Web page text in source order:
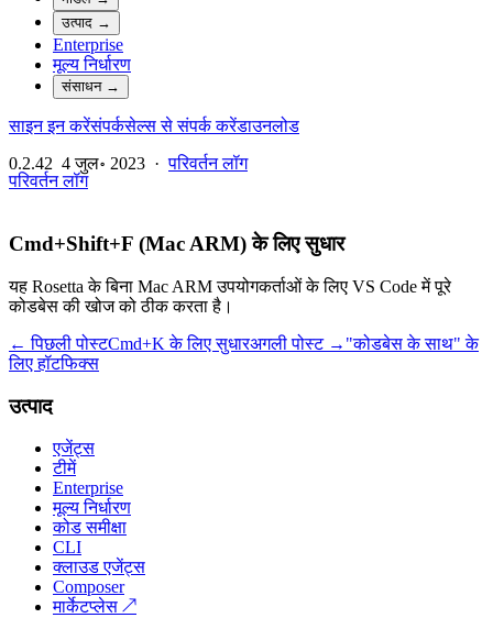
उत्पाद →
Enterprise
मूल्य निर्धारण
संसाधन→
साइन इन करेंसंपर्कसेल्स से संपर्क करेंडाउनलोड
0.2.42 4 जुल॰ 2023 ·परिवर्तन लॉग
परिवर्तन लॉग
Cmd+Shift+F (Mac ARM) के लिए सुधार
यह Rosetta के बिना Mac ARM उपयोगकर्ताओं के लिए VS Code में पूरे
कोडबेस की खोज को ठीक करता है।
← पिछली पोस्टCmd+K के लिए सुधारअगली पोस्ट → "कोडबेस के साथ" के
लिए हॉटफिक्स
उत्पाद
एजेंट्स
टीमें
Enterprise
मूल्य निर्धारण
कोड समीक्षा
CLI
क्लाउड एजेंट्स
Composer
मार्केटप्लेस ↗